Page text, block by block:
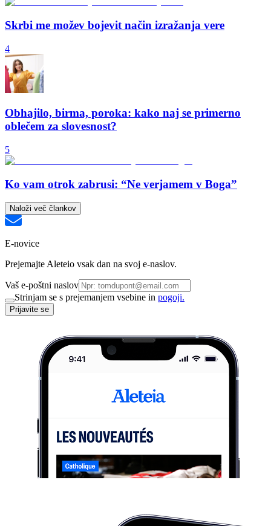
Skrbi me možev bojevit način izražanja vere
4
Obhajilo, birma, poroka: kako naj se primerno
oblečem za slovesnost?
5
Ko vam otrok zabrusi: “Ne verjamem v Boga”
Naloži več člankov
E-novice
Prejemajte Aleteio vsak dan na svoj e-naslov.
Vaš e-poštni naslov
Strinjam se s prejemanjem vsebine in pogoji.
Prijavite se